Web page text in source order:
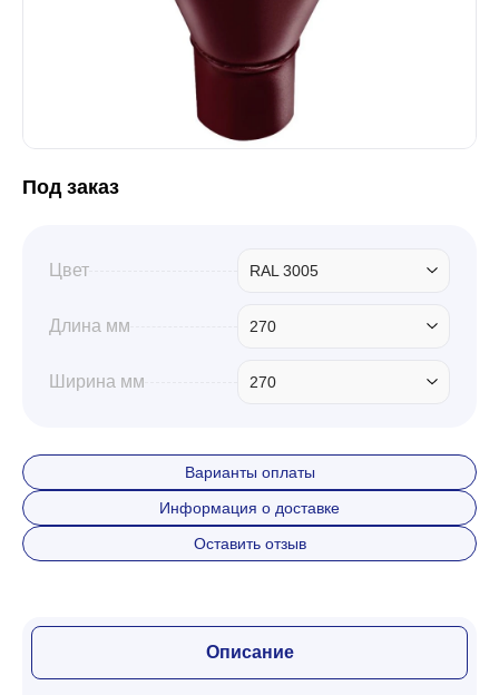
Водосточная система
Другие товары
Под заказ
Цвет RAL 3005
Длина мм 270
Ширина мм 270
Варианты оплаты
Информация о доставке
Оставить отзыв
Описание